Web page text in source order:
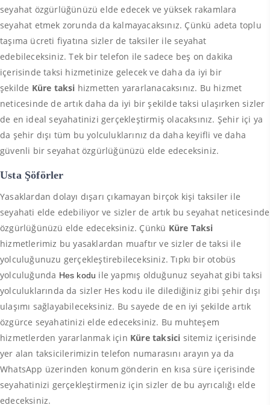
seyahat özgürlüğünüzü elde edecek ve yüksek rakamlara
seyahat etmek zorunda da kalmayacaksınız. Çünkü adeta toplu
taşıma ücreti fiyatına sizler de taksiler ile seyahat
edebileceksiniz. Tek bir telefon ile sadece beş on dakika
içerisinde taksi hizmetinize gelecek ve daha da iyi bir
şekilde Küre taksi hizmetten yararlanacaksınız. Bu hizmet
neticesinde de artık daha da iyi bir şekilde taksi ulaşırken sizler
de en ideal seyahatinizi gerçekleştirmiş olacaksınız. Şehir içi ya
da şehir dışı tüm bu yolculuklarınız da daha keyifli ve daha
güvenli bir seyahat özgürlüğünüzü elde edeceksiniz.
Usta Şöförler
Yasaklardan dolayı dışarı çıkamayan birçok kişi taksiler ile
seyahati elde edebiliyor ve sizler de artık bu seyahat neticesinde
özgürlüğünüzü elde edeceksiniz. Çünkü Küre Taksi
hizmetlerimiz bu yasaklardan muaftır ve sizler de taksi ile
yolculuğunuzu gerçekleştirebileceksiniz. Tıpkı bir otobüs
yolculuğunda Hes kodu ile yapmış olduğunuz seyahat gibi taksi
yolculuklarında da sizler Hes kodu ile dilediğiniz gibi şehir dışı
ulaşımı sağlayabileceksiniz. Bu sayede de en iyi şekilde artık
özgürce seyahatinizi elde edeceksiniz. Bu muhteşem
hizmetlerden yararlanmak için Küre taksici sitemiz içerisinde
yer alan taksicilerimizin telefon numarasını arayın ya da
WhatsApp üzerinden konum gönderin en kısa süre içerisinde
seyahatinizi gerçekleştirmeniz için sizler de bu ayrıcalığı elde
edeceksiniz.